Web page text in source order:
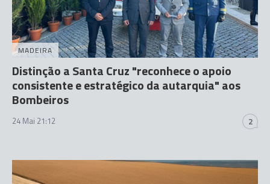
MADEIRA
Distinção a Santa Cruz "reconhece o apoio
consistente e estratégico da autarquia" aos
Bombeiros
24 Mai 21:12 2